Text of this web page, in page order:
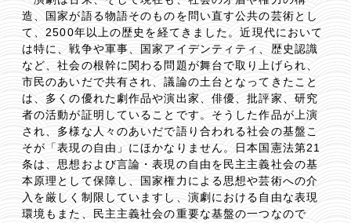
造、国家が語る物語そのものを問い直す公共の芸術とし
て、2500年以上の歴史を経てきました。近現代において
は特に、戦争や軍事、国家アイデンティティ、歴史認識
など、社会の根幹に関わる問題が舞台で取り上げられ、
市民のあいだで共有され、議論の土台となってきたこと
は、多くの優れた劇作品や演出家、俳優、批評家、研究
者の活動が証明していることです。そうした作品が上演
され、多様な人々のあいだで語り合われる社会の基盤こ
そが「表現の自由」にほかなりません。日本国憲法第21
条は、思想および言論・表現の自由を民主主義社会の基
本原理として保障し、国家権力による思想や芸術への介
入を厳しく制限していますし、演劇における自由な表現
環境もまた、民主主義社会の重要な基盤の一つなので